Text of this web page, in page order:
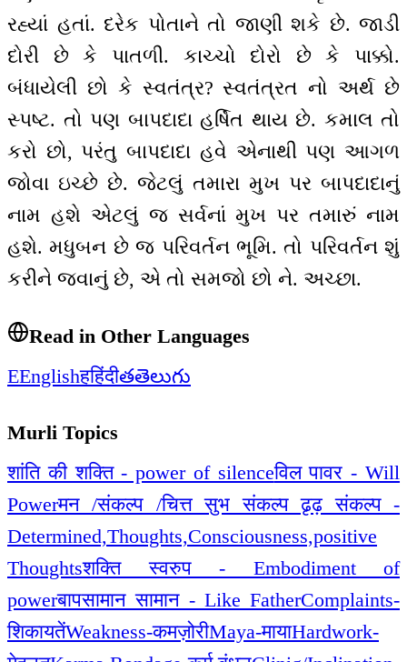
રહ્યાં હતાં. દરેક પોતાને તો જાણી શકે છે. જાડી
દોરી છે કે પાતળી. કાચ્ચો દોરો છે કે પાક્કો.
બંધાયેલી છો કે સ્વતંત્ર? સ્વતંત્રત નો અર્થ છે
સ્પષ્ટ. તો પણ બાપદાદા હર્ષિત થાય છે. કમાલ તો
કરો છો, પરંતુ બાપદાદા હવે એનાથી પણ આગળ
જોવા ઇચ્છે છે. જેટલું તમારા મુખ પર બાપદાદાનું
નામ હશે એટલું જ સર્વનાં મુખ પર તમારું નામ
હશે. મધુબન છે જ પરિવર્તન ભૂમિ. તો પરિવર્તન શું
કરીને જવાનું છે, એ તો સમજો છો ને. અચ્છા.
Read in Other Languages
EEnglishहहिंदीతతెలుగు
Murli Topics
शांति की शक्ति - power of silenceविल पावर - Will
Powerमन /संकल्प /चित्त सुभ संकल्प ढृढ़ संकल्प -
Determined,Thoughts,Consciousness,positive
Thoughtsशक्ति स्वरुप - Embodiment of
powerबापसामान सामान - Like FatherComplaints-
शिकायतेंWeakness-कमज़ोरीMaya-मायाHardwork-